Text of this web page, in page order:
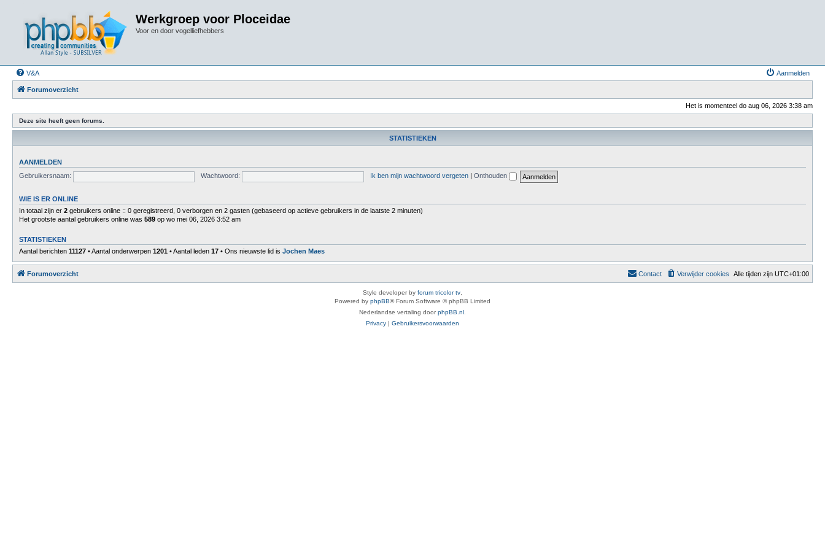
Werkgroep voor Ploceidae
Voor en door vogelliefhebbers
V&A Aanmelden
Forumoverzicht
Het is momenteel do aug 06, 2026 3:38 am
Deze site heeft geen forums.
STATISTIEKEN
AANMELDEN
Gebruikersnaam:
Wachtwoord: Ik ben mijn wachtwoord vergeten Onthouden
WIE IS ER ONLINE
In totaal zijn er 2 gebruikers online :: 0 geregistreerd, 0 verborgen en 2 gasten (gebaseerd op actieve gebruikers in de laatste 2 minuten)
Het grootste aantal gebruikers online was 589 op wo mei 06, 2026 3:52 am
STATISTIEKEN
Aantal berichten 11127 • Aantal onderwerpen 1201 • Aantal leden 17 • Ons nieuwste lid is Jochen Maes
Forumoverzicht Alle tijden zijn UTC+01:00
Verwijder cookies
Contact
Style developer by forum tricolor tv
Powered by phpBB® Forum Software © phpBB Limited
Nederlandse vertaling doorphpBB.nl
Privacy | Gebruikersvoorwaarden